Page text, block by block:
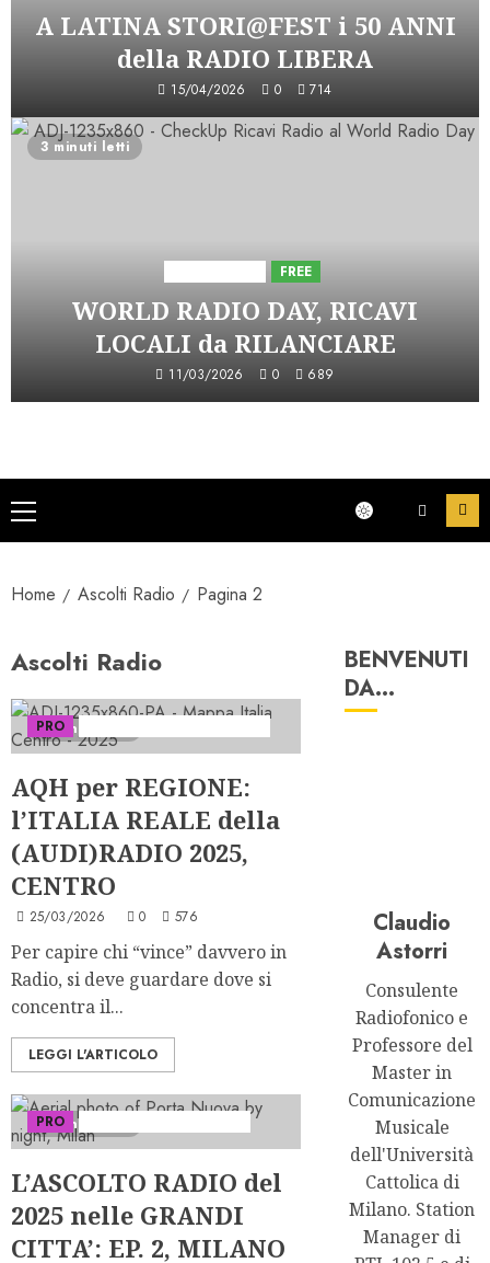
A LATINA STORI@FEST i 50 ANNI
della RADIO LIBERA
15/04/2026 0 714
3 minuti letti
FREE
WORLD RADIO DAY, RICAVI
LOCALI da RILANCIARE
11/03/2026 0 689
Menu
principale
Home Ascolti Radio Pagina 2
Ascolti Radio
3 minuti letti
PRO
AQH per REGIONE:
l’ITALIA REALE della
(AUDI)RADIO 2025,
CENTRO
25/03/2026 0 576
Per capire chi “vince” davvero in
Radio, si deve guardare dove si
concentra il...
LEGGI L'ARTICOLO
2 minuti letti
PRO
L’ASCOLTO RADIO del
2025 nelle GRANDI
CITTA’: EP. 2, MILANO
BENVENUTI
DA…
Claudio
Astorri
Consulente
Radiofonico e
Professore del
Master in
Comunicazione
Musicale
dell'Università
Cattolica di
Milano. Station
Manager di